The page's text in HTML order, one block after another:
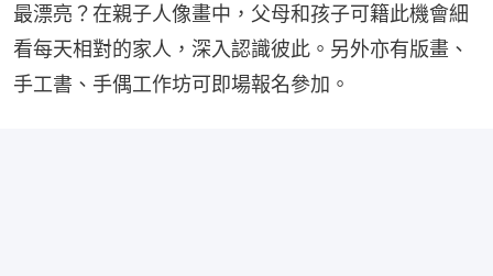
最漂亮？在親子人像畫中，父母和孩子可籍此機會細
看每天相對的家人，深入認識彼此。另外亦有版畫、
手工書、手偶工作坊可即場報名參加。